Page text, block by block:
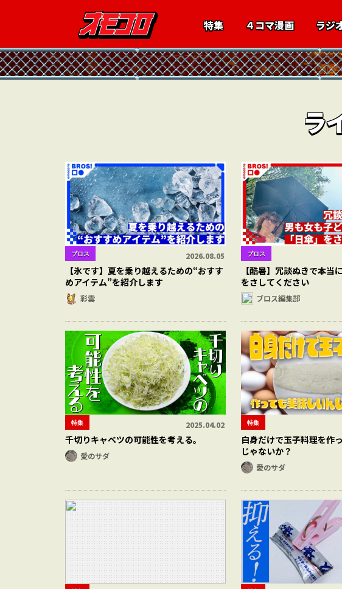
特集 ４コマ漫画 ラジ
ラ
ブロス 2026.08.05
【氷です】夏を乗り越えるための“おすす
めアイテム”を紹介します
彩雲
ブロス
【酷暑】冗談ぬきで本当
をさしてください
ブロス編集部
特集 2025.04.02
千切りキャベツの可能性を考える。
愛のサダ
特集
白身だけで玉子料理を作
じゃないか？
愛のサダ